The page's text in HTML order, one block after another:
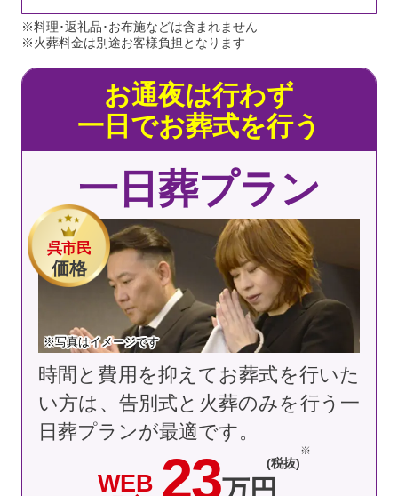
※料理･返礼品･お布施などは含まれません
※火葬料金は別途お客様負担となります
呉市民
価格
※写真はイメージです
お通夜は行わず
一日でお葬式を行う
一日葬プラン
WEB 23 (税抜)
時間と費用を抑えてお葬式を行いた
い方は、告別式と火葬のみを行う一
日葬プランが最適です。